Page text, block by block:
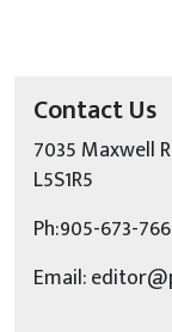
Contact Us
7035 Maxwell
L5S1R5
Ph:905-673-
Email: